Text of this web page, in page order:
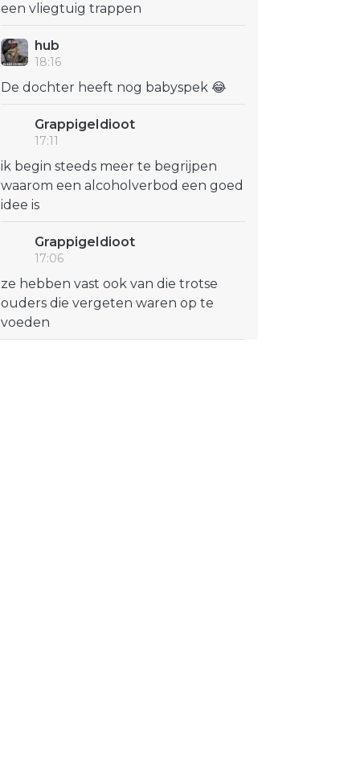
een vliegtuig trappen
hub
18:16
De dochter heeft nog babyspek 😂
GrappigeIdioot
17:11
ik begin steeds meer te begrijpen
waarom een alcoholverbod een goed
idee is
GrappigeIdioot
17:06
ze hebben vast ook van die trotse
ouders die vergeten waren op te
voeden